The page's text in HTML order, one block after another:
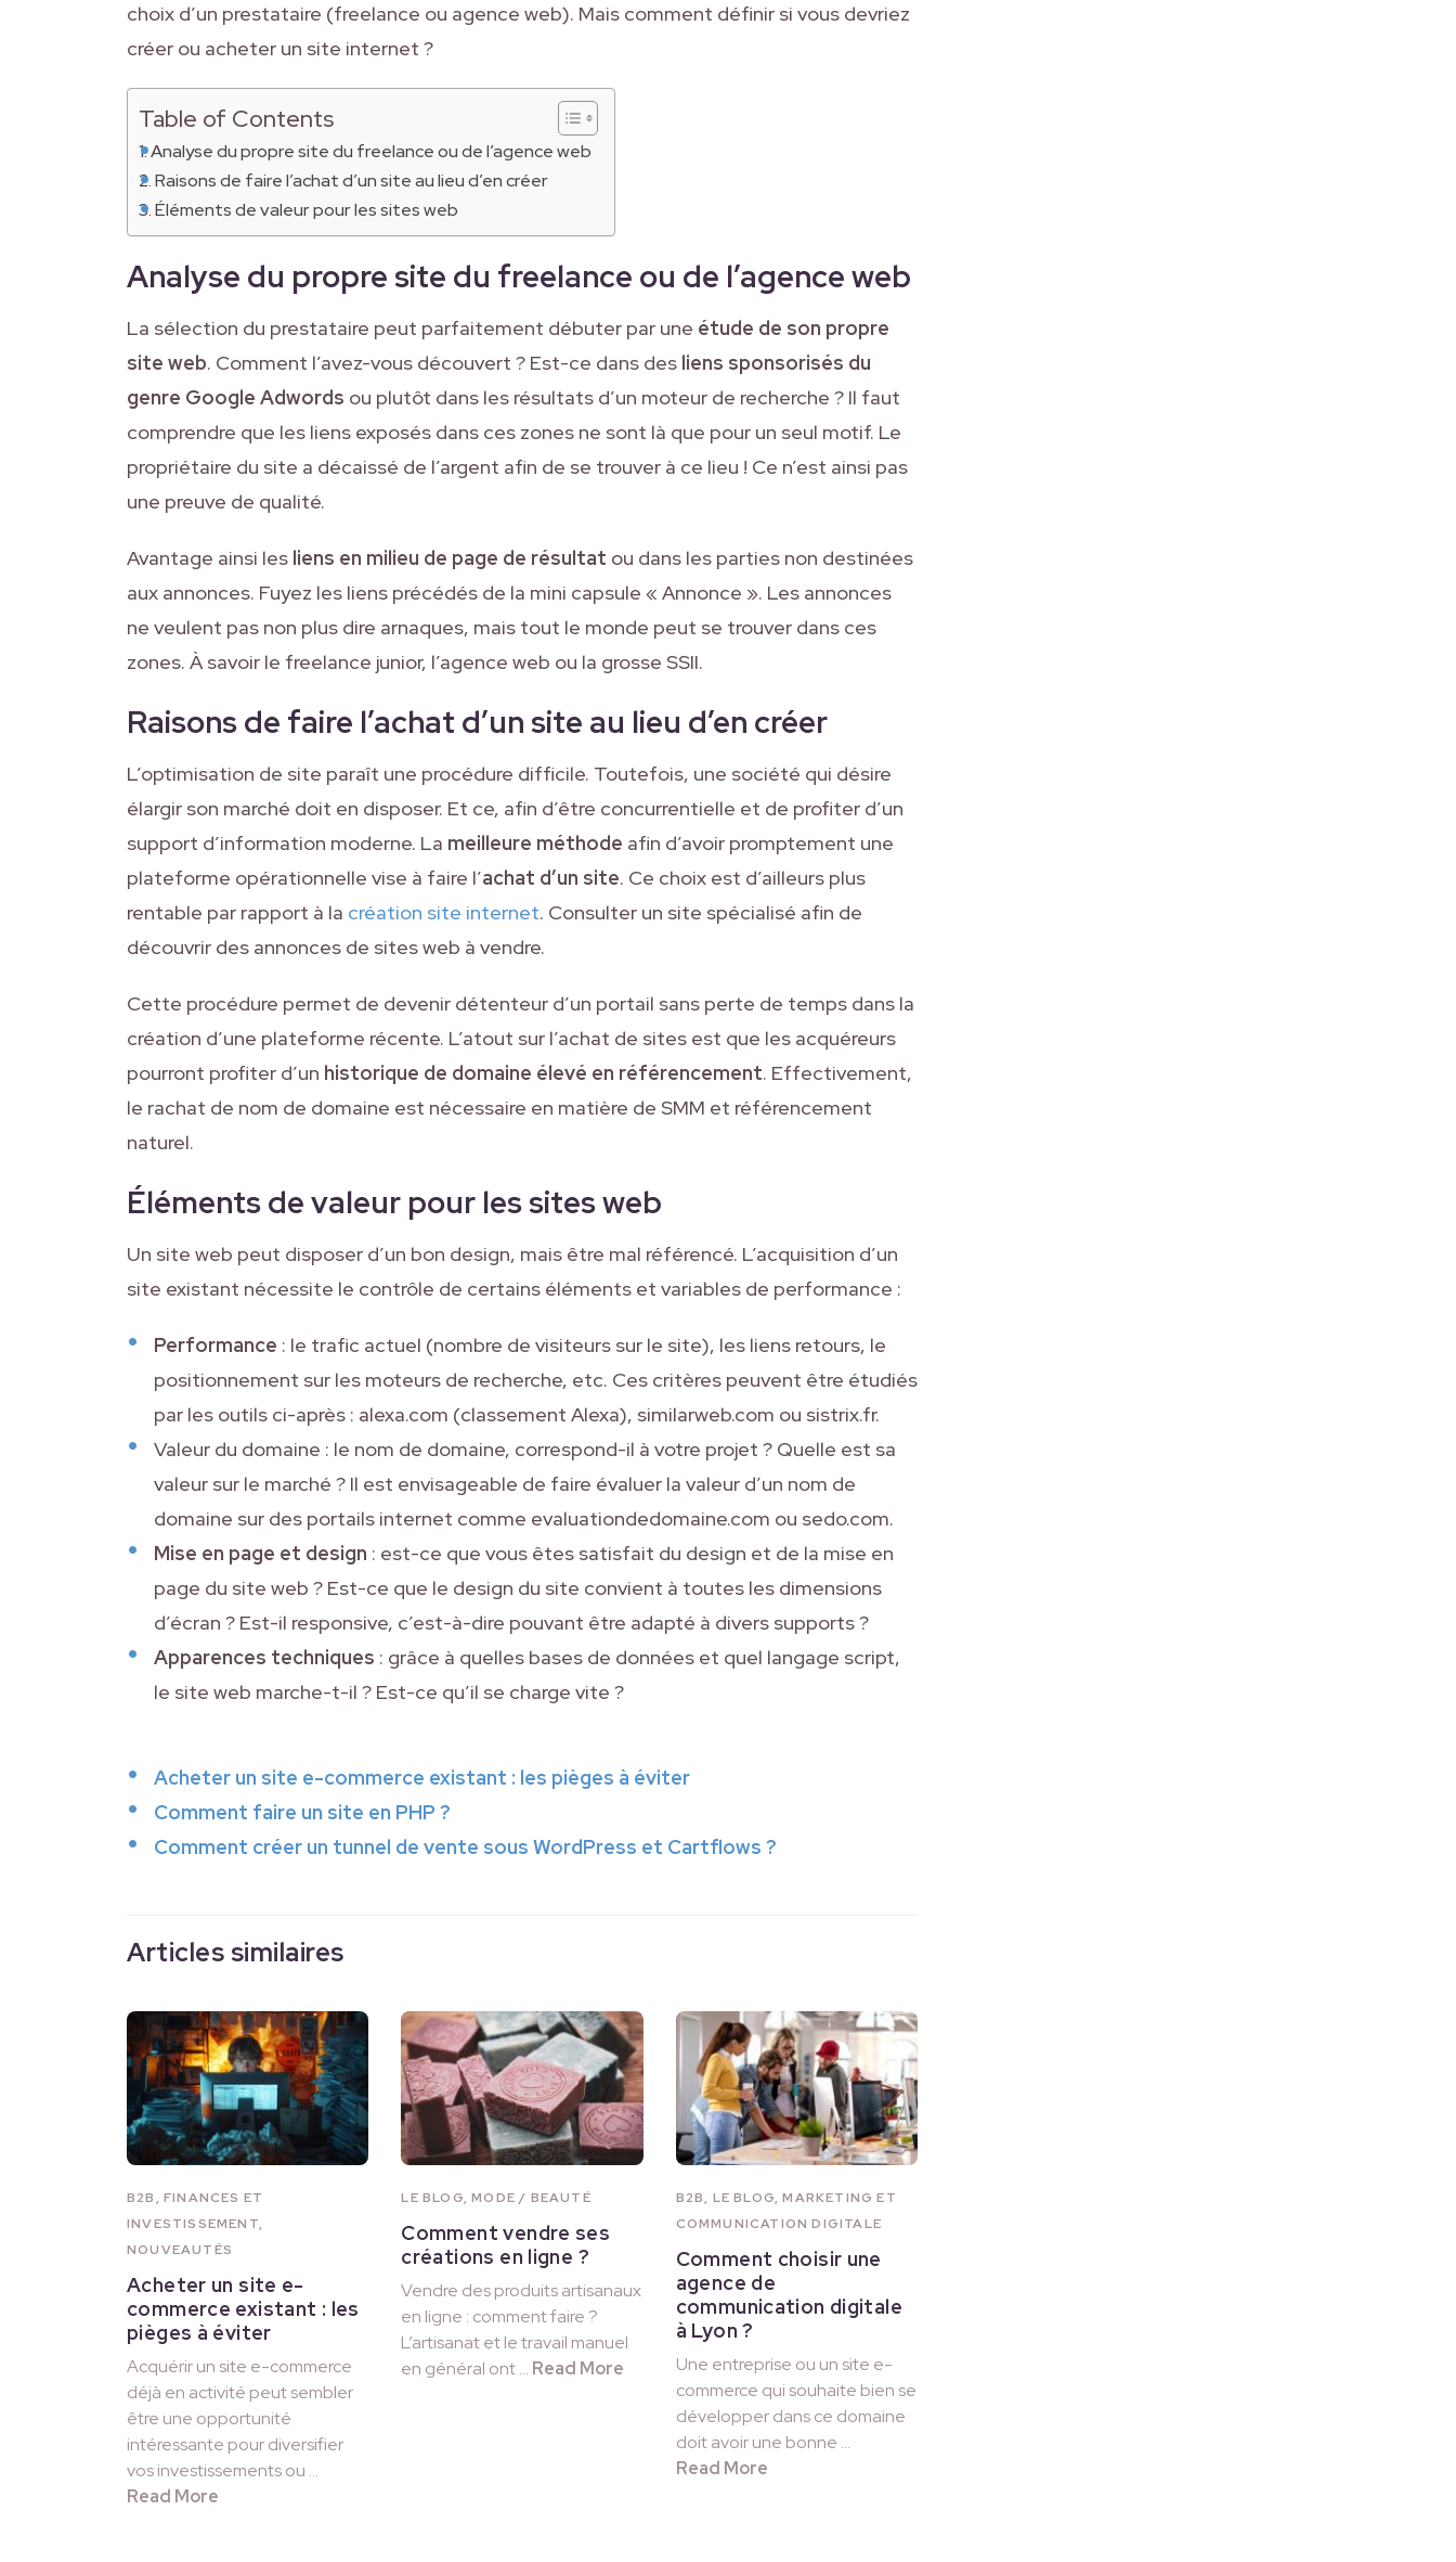
choix d’un prestataire (freelance ou agence web). Mais comment définir si vous devriez
créer ou acheter un site internet ?
Table of Contents
Analyse du propre site du freelance ou de l’agence web
Raisons de faire l’achat d’un site au lieu d’en créer
Éléments de valeur pour les sites web
Analyse du propre site du freelance ou de l’agence web
La sélection du prestataire peut parfaitement débuter par une étude de son propre
site web. Comment l’avez-vous découvert ? Est-ce dans des liens sponsorisés du
genre Google Adwords ou plutôt dans les résultats d’un moteur de recherche ? Il faut
comprendre que les liens exposés dans ces zones ne sont là que pour un seul motif. Le
propriétaire du site a décaissé de l’argent afin de se trouver à ce lieu ! Ce n’est ainsi pas
une preuve de qualité.
Avantage ainsi les liens en milieu de page de résultat ou dans les parties non destinées
aux annonces. Fuyez les liens précédés de la mini capsule « Annonce ». Les annonces
ne veulent pas non plus dire arnaques, mais tout le monde peut se trouver dans ces
zones. À savoir le freelance junior, l’agence web ou la grosse SSII.
Raisons de faire l’achat d’un site au lieu d’en créer
L’optimisation de site paraît une procédure difficile. Toutefois, une société qui désire
élargir son marché doit en disposer. Et ce, afin d’être concurrentielle et de profiter d’un
support d’information moderne. La meilleure méthode afin d’avoir promptement une
plateforme opérationnelle vise à faire l’achat d’un site. Ce choix est d’ailleurs plus
rentable par rapport à la création site internet. Consulter un site spécialisé afin de
découvrir des annonces de sites web à vendre.
Cette procédure permet de devenir détenteur d’un portail sans perte de temps dans la
création d’une plateforme récente. L’atout sur l’achat de sites est que les acquéreurs
pourront profiter d’un historique de domaine élevé en référencement. Effectivement,
le rachat de nom de domaine est nécessaire en matière de SMM et référencement
naturel.
Éléments de valeur pour les sites web
Un site web peut disposer d’un bon design, mais être mal référencé. L’acquisition d’un
site existant nécessite le contrôle de certains éléments et variables de performance :
Performance : le trafic actuel (nombre de visiteurs sur le site), les liens retours, le
positionnement sur les moteurs de recherche, etc. Ces critères peuvent être étudiés
par les outils ci-après : alexa.com (classement Alexa), similarweb.com ou sistrix.fr.
Valeur du domaine : le nom de domaine, correspond-il à votre projet ? Quelle est sa
valeur sur le marché ? Il est envisageable de faire évaluer la valeur d’un nom de
domaine sur des portails internet comme evaluationdedomaine.com ou sedo.com.
Mise en page et design : est-ce que vous êtes satisfait du design et de la mise en
page du site web ? Est-ce que le design du site convient à toutes les dimensions
d’écran ? Est-il responsive, c’est-à-dire pouvant être adapté à divers supports ?
Apparences techniques : grâce à quelles bases de données et quel langage script,
le site web marche-t-il ? Est-ce qu’il se charge vite ?
Acheter un site e-commerce existant : les pièges à éviter
Comment faire un site en PHP ?
Comment créer un tunnel de vente sous WordPress et Cartflows ?
Articles similaires
B2B ,FINANCES ET
INVESTISSEMENT,
NOUVEAUTÉS
Acheter un site e-
commerce existant : les
pièges à éviter
Acquérir un site e-commerce
déjà en activité peut sembler
être une opportunité
intéressante pour diversifier
vos investissements ou …
Read More
LE BLOG,MODE / BEAUTÉ
Comment vendre ses
créations en ligne ?
Vendre des produits artisanaux
en ligne : comment faire ?
L’artisanat et le travail manuel
en général ont … Read More
B2B, LE BLOG,MARKETING ET
COMMUNICATION DIGITALE
Comment choisir une
agence de
communication digitale
à Lyon ?
Une entreprise ou un site e-
commerce qui souhaite bien se
développer dans ce domaine
doit avoir une bonne …
Read More